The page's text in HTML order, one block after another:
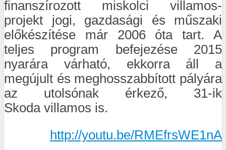
finanszírozott miskolci villamos-
projekt jogi, gazdasági és műszaki
előkészítése már 2006 óta tart. A
teljes program befejezése 2015
nyarára várható, ekkorra áll a
megújult és meghosszabbított pályára
az utolsónak érkező, 31-ik
Skoda villamos is.
http://youtu.be/RMEfrsWE1nA